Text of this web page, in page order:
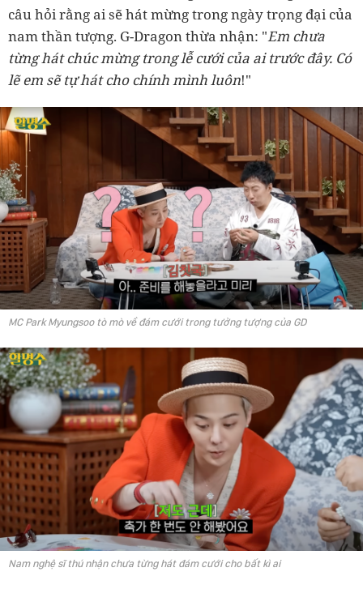
câu hỏi rằng ai sẽ hát mừng trong ngày trọng đại của
nam thần tượng. G-Dragon thừa nhận: "Em chưa
từng hát chúc mừng trong lễ cưới của ai trước đây. Có
lẽem sẽ tự hát cho chính mình luôn!"
MC Park Myungsoo tò mò về đám cưới trong tưởng tượng của GD
Nam nghệ sĩ thú nhận chưa từng hát đám cưới cho bất kì ai